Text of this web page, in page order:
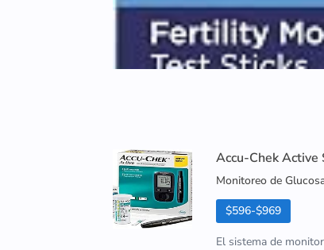
Accu-Chek Active
Monitoreo de
$596-$969
El sistema de